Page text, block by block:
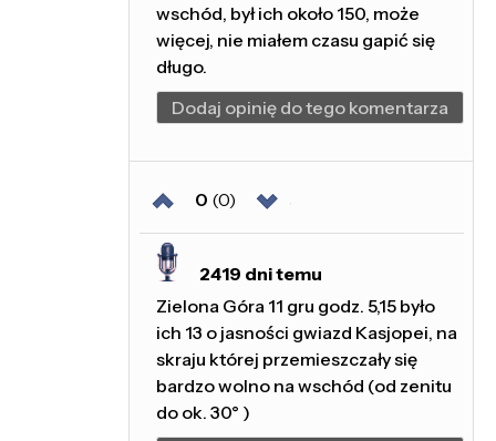
wschód, był ich około 150, może
więcej, nie miałem czasu gapić się
długo.
Dodaj opinię do tego komentarza
0 (0)
2419 dni temu
Zielona Góra 11 gru godz. 5,15 było
ich 13 o jasności gwiazd Kasjopei, na
skraju której przemieszczały się
bardzo wolno na wschód (od zenitu
do ok. 30° )